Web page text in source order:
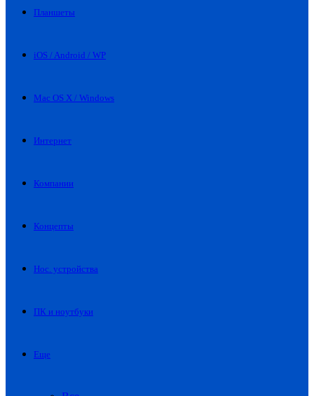
Планшеты
iOS / Android / WP
Mac OS X / Windows
Интернет
Компании
Концепты
Нос. устройства
ПК и ноутбуки
Еще